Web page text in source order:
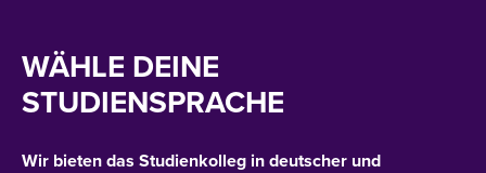
WÄHLE DEINE
STUDIENSPRACHE
Wir bieten das Studienkolleg in deutscher und